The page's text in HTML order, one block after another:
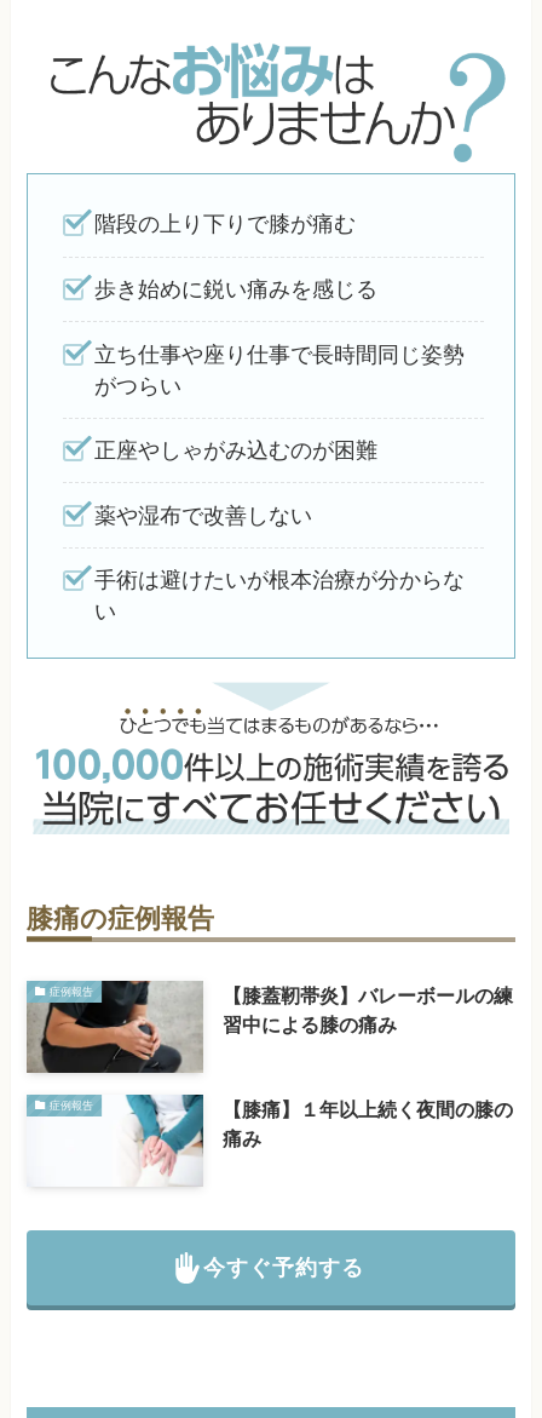
階段の上り下りで膝が痛む
歩き始めに鋭い痛みを感じる
立ち仕事や座り仕事で長時間同じ姿勢
がつらい
正座やしゃがみ込むのが困難
薬や湿布で改善しない
手術は避けたいが根本治療が分からな
い
膝痛の症例報告
症例報告
【膝蓋靭帯炎】バレーボールの練
習中による膝の痛み
症例報告
【膝痛】１年以上続く夜間の膝の
痛み
今すぐ予約する